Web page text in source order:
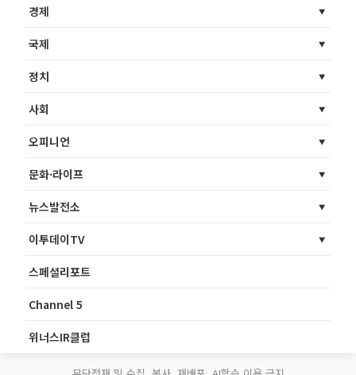
경제
국제
정치
사회
오피니언
문화·라이프
뉴스발전소
이투데이TV
스페셜리포트
Channel 5
위너스IR클럽